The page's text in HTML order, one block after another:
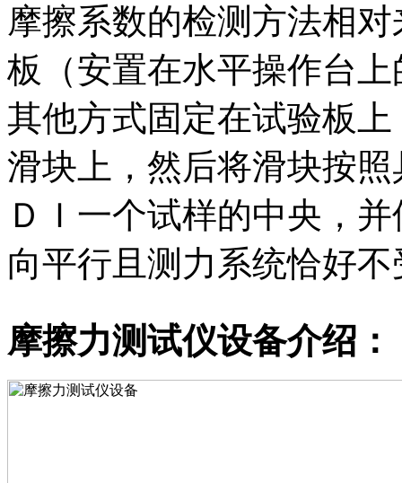
摩擦系数的检测方法相
板（安置在水平操作台
其他方式固定在试验板
滑块上，然后将滑块按
ＤＩ一个试样的中央，
向平行且测力系统恰好不
摩擦力测试仪设备介绍：